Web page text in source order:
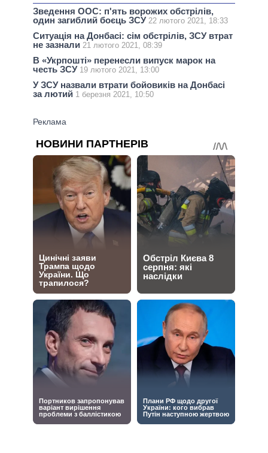
Зведення ООС: п'ять ворожих обстрілів,
один загиблий боєць ЗСУ 22 лютого 2021, 18:33
Ситуація на Донбасі: сім обстрілів, ЗСУ втрат
не зазнали 21 лютого 2021, 08:39
В «Укрпошті» перенесли випуск марок на
честь ЗСУ 19 лютого 2021, 13:00
У ЗСУ назвали втрати бойовиків на Донбасі
за лютий 1 березня 2021, 10:50